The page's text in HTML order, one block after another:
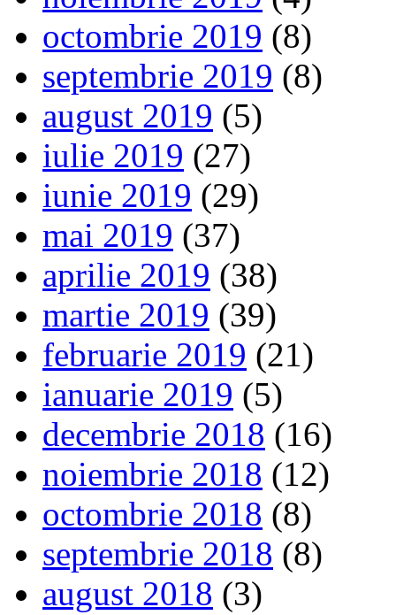
octombrie 2019 (8)
septembrie 2019 (8)
august 2019 (5)
iulie 2019 (27)
iunie 2019 (29)
mai 2019 (37)
aprilie 2019 (38)
martie 2019 (39)
februarie 2019 (21)
ianuarie 2019 (5)
decembrie 2018 (16)
noiembrie 2018 (12)
octombrie 2018 (8)
septembrie 2018 (8)
august 2018 (3)